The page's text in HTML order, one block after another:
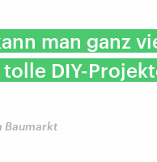
man ganz
DIY-
Baumarkt